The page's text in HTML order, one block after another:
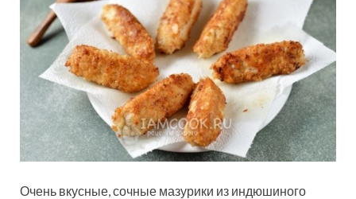
Очень вкусные, сочные мазурики из индюшиного